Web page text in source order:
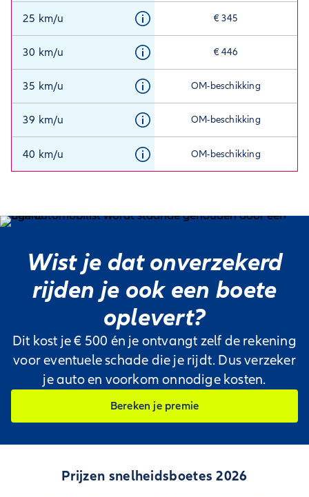
25 km/u
30 km/u
35 km/u
39 km/u
40 km/u
€ 345
€ 446
OM-beschikking
OM-beschikking
OM-beschikking
Wist je dat onverzekerd
rijden je ook een boete
oplevert?
Dit kost je € 500 én je ontvangt zelf de rekening
voor eventuele schade die je rijdt. Dus verzeker
je auto en voorkom onnodige kosten.
Bereken je premie
Prijzen snelheidsboetes 2026